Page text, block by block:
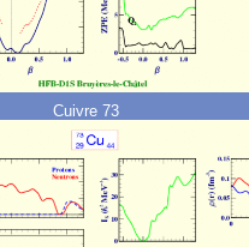
Cuivre 73